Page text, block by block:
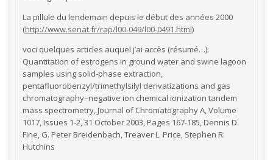
La pillule du lendemain depuis le début des années 2000
(http://www.senat.fr/rap/l00-049/l00-0491.html)
voci quelques articles auquel j’ai accès (résumé…):
Quantitation of estrogens in ground water and swine lagoon
samples using solid-phase extraction,
pentafluorobenzyl/trimethylsilyl derivatizations and gas
chromatography–negative ion chemical ionization tandem
mass spectrometry, Journal of Chromatography A, Volume
1017, Issues 1-2, 31 October 2003, Pages 167-185, Dennis D.
Fine, G. Peter Breidenbach, Treaver L. Price, Stephen R.
Hutchins